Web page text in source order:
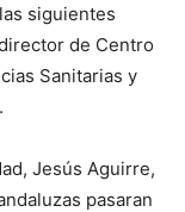
siguientes
de Centro
Sanitarias y
Jesús Aguirre,
pasaran